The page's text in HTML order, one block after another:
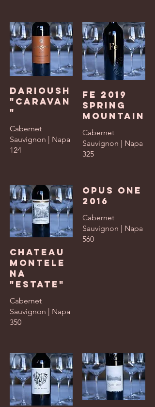
Darioush
"Caravan
"
Cabernet
Sauvignon | Napa
124
Fe 2019
Spring
Mountain
Cabernet
Sauvignon | Napa
325
Chateau
Montele
na
"Estate"
Cabernet
Sauvignon | Napa
350
Opus One
2016
Cabernet
Sauvignon | Napa
560